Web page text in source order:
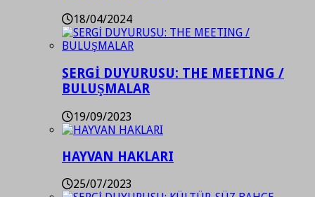
18/04/2024
SERGİ DUYURUSU: THE MEETING /
BULUŞMALAR
19/09/2023
HAYVAN HAKLARI
25/07/2023